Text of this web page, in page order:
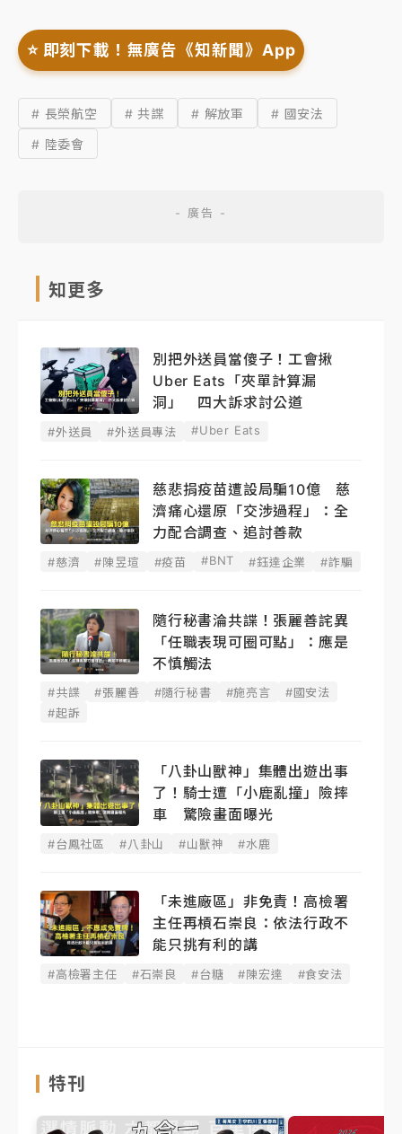
⭐️ 即刻下載！無廣告《知新聞》App
# 長榮航空 # 共諜 # 解放軍
# 國安法
# 陸委會
知更多
別把外送員當傻子！工會揪
Uber Eats「夾單計算漏
洞」 四大訴求討公道
#外送員 #外送員專法 #Uber Eats
慈悲捐疫苗遭設局騙10億 慈
濟痛心還原「交涉過程」：全
力配合調查、追討善款
#慈濟 #陳昱瑄 #疫苗 #BNT #鈺達企業 #詐騙
隨行秘書淪共諜！張麗善詫異
「任職表現可圈可點」：應是
不慎觸法
#共諜 #張麗善 #隨行秘書 #施亮言
#國安法
#起訴
「八卦山獸神」集體出遊出事
了！騎士遭「小鹿亂撞」險摔
車 驚險畫面曝光
#台鳳社區 #八卦山 #山獸神 #水鹿
「未進廠區」非免責！高檢署
主任再槓石崇良：依法行政不
能只挑有利的講
#高檢署主任 #石崇良 #台糖 #陳宏達 #食安法
特刊